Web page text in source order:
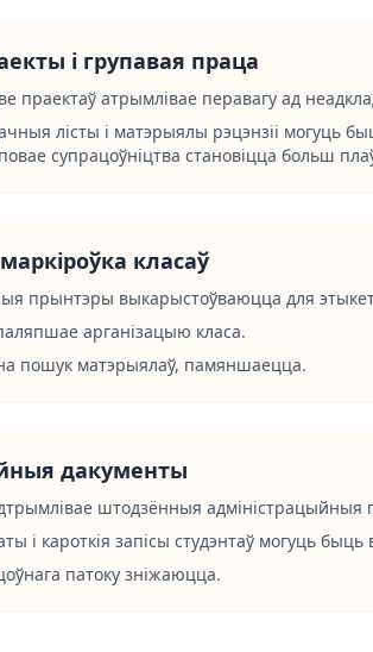
і групавая праца
праектаў атрымлівае перавагу ад
лісты і матэрыялы рэцэнзіі могуць
супрацоўніцтва становіцца больш
класаў
прынтэры выкарыстоўваюцца для
арганізацыю класа.
пошук матэрыялаў, памяншаецца.
дакументы
штодзённыя адміністрацыйныя
і кароткія запісы студэнтаў могуць
патоку зніжаюцца.